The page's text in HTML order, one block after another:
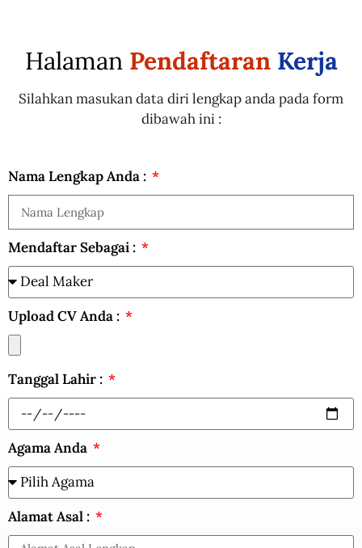
Halaman PendaftaranKerja
Silahkan masukan data diri lengkap anda pada form
dibawah ini :
Nama Lengkap Anda :
Mendaftar Sebagai :
Upload CV Anda :
Tanggal Lahir :
Agama Anda
Alamat Asal :